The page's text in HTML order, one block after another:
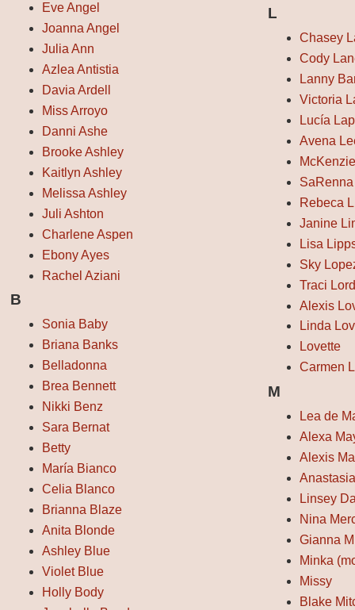
Eve Angel
Joanna Angel
Julia Ann
Azlea Antistia
Davia Ardell
Miss Arroyo
Danni Ashe
Brooke Ashley
Kaitlyn Ashley
Melissa Ashley
Juli Ashton
Charlene Aspen
Ebony Ayes
Rachel Aziani
B
Sonia Baby
Briana Banks
Belladonna
Brea Bennett
Nikki Benz
Sara Bernat
Betty
María Bianco
Celia Blanco
Brianna Blaze
Anita Blonde
Ashley Blue
Violet Blue
Holly Body
L
Chasey
Cody
Lanny
Victoria
Lucía
Avena
Rebeca
Janine
Lisa
Sky
Traci
Alexis
Linda
Lovette
Carmen
M
Lea de
Alexa
Alexis
Linsey
Nina
Gianna
Minka
Missy
Blake